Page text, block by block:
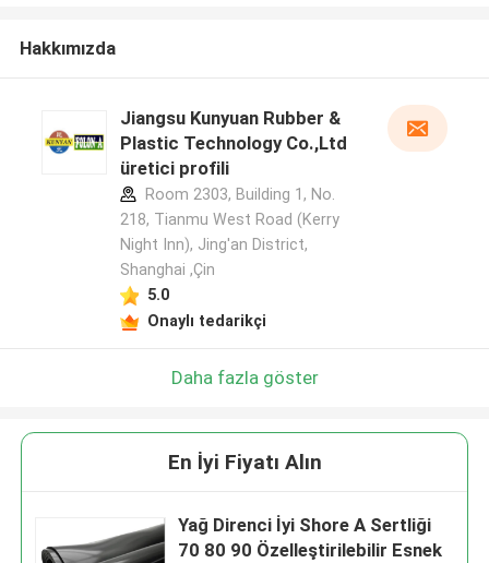
Hakkımızda
Jiangsu Kunyuan Rubber &
Plastic Technology Co.,Ltd
üretici profili
Room 2303, Building 1, No.
218, Tianmu West Road (Kerry
Night Inn), Jing'an District,
Shanghai ,Çin
5.0
Onaylı tedarikçi
Daha fazla göster
En İyi Fiyatı Alın
Yağ Direnci İyi Shore A Sertliği
70 80 90 Özelleştirilebilir Esnek